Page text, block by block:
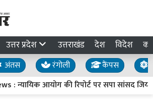
उत्तर प्रदेश उत्तराखंड देश विदेश
अंतस रंगोली कैंपस
: न्यायिक आयोग की रिपोर्ट पर सपा सांसद